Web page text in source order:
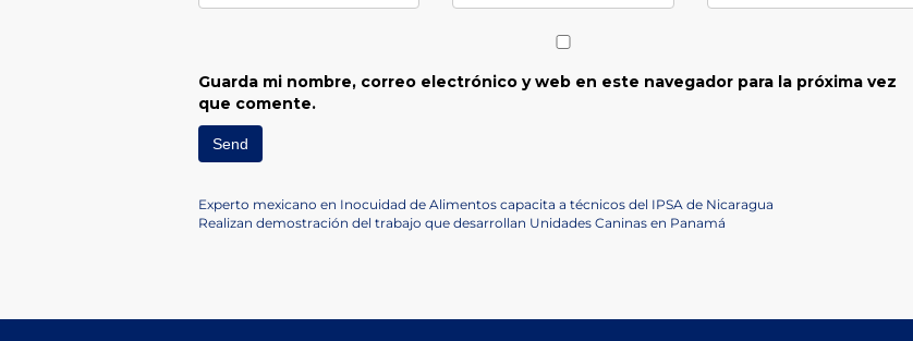
Guarda mi nombre, correo electrónico y web en este navegador para la próxima vez
que comente.
Navegación
Previous
Post
Experto mexicano en Inocuidad de Alimentos capacita a técnicos del IPSA de Nicaragua
Next
Realizan demostración del trabajo que desarrollan Unidades Caninas en Panamá